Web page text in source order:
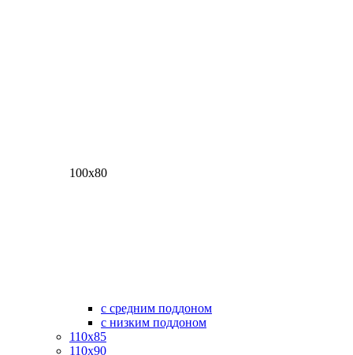
100х80
с средним поддоном
с низким поддоном
110х85
110х90